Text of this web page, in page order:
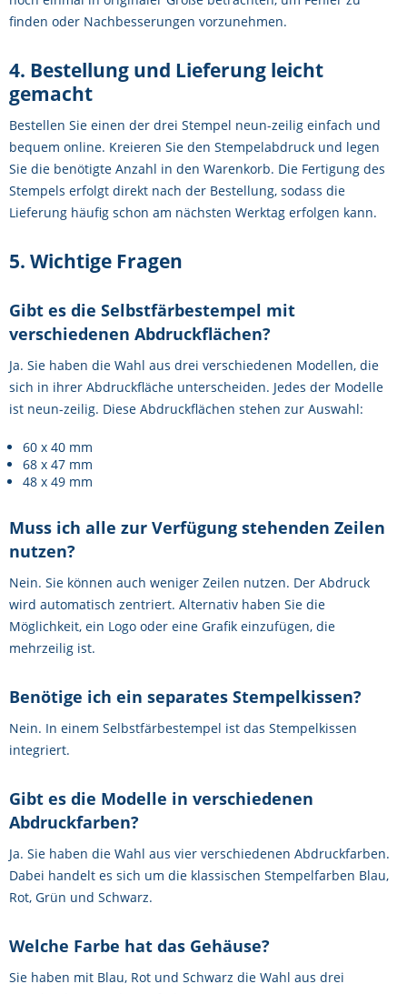
finden oder Nachbesserungen vorzunehmen.
4. Bestellung und Lieferung leicht
gemacht
Bestellen Sie einen der drei Stempel neun-zeilig einfach und
bequem online. Kreieren Sie den Stempelabdruck und legen
Sie die benötigte Anzahl in den Warenkorb. Die Fertigung des
Stempels erfolgt direkt nach der Bestellung, sodass die
Lieferung häufig schon am nächsten Werktag erfolgen kann.
5. Wichtige Fragen
Gibt es die Selbstfärbestempel mit
verschiedenen Abdruckflächen?
Ja. Sie haben die Wahl aus drei verschiedenen Modellen, die
sich in ihrer Abdruckfläche unterscheiden. Jedes der Modelle
ist neun-zeilig. Diese Abdruckflächen stehen zur Auswahl:
60 x 40 mm
68 x 47 mm
48 x 49 mm
Muss ich alle zur Verfügung stehenden Zeilen
nutzen?
Nein. Sie können auch weniger Zeilen nutzen. Der Abdruck
wird automatisch zentriert. Alternativ haben Sie die
Möglichkeit, ein Logo oder eine Grafik einzufügen, die
mehrzeilig ist.
Benötige ich ein separates Stempelkissen?
Nein. In einem Selbstfärbestempel ist das Stempelkissen
integriert.
Gibt es die Modelle in verschiedenen
Abdruckfarben?
Ja. Sie haben die Wahl aus vier verschiedenen Abdruckfarben.
Dabei handelt es sich um die klassischen Stempelfarben Blau,
Rot, Grün und Schwarz.
Welche Farbe hat das Gehäuse?
Sie haben mit Blau, Rot und Schwarz die Wahl aus drei